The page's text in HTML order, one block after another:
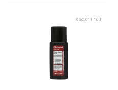
Kód: 011100